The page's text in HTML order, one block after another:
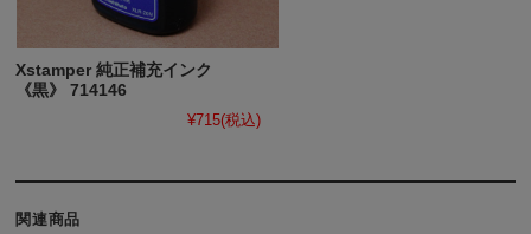
Xstamper 純正補充インク
《黒》 714146
¥715(税込)
関連商品